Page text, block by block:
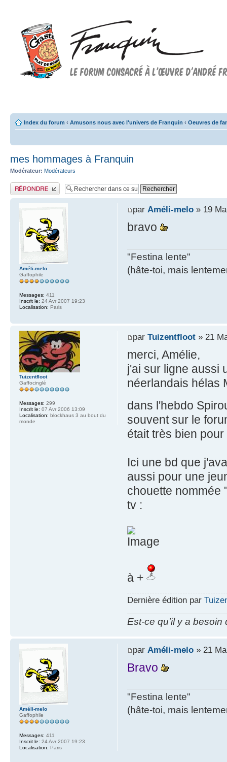
Index du forum ‹ Amusons nous avec l'univers de Franquin ‹ Oeuvres de
mes hommages à Franquin
Modérateur: Modérateurs
Publier une réponse
par Améli-melo» 19
bravo
"Festina lente"
(hâte-toi, mais
Améli-melo
Gaffophile
Messages: 411
Inscrit le: 24 Avr 2007 19:23
Localisation: Paris
par Tuizentfloot» 21
merci, Amélie,
j'ai sur ligne aussi
néerlandais hélas
dans l'hebdo
souvent sur le
était très bien
Ici une bd que
aussi pour une
chouette nommée
tv :
à +
Dernière édition par
Est-ce qu'il y a besoin
Tuizentfloot
Gaffocinglé
Messages: 299
Inscrit le: 07 Avr 2006 13:09
Localisation: blockhaus 3 au bout du
monde
par Améli-melo» 21
Bravo
"Festina lente"
(hâte-toi, mais
Améli-melo
Gaffophile
Messages: 411
Inscrit le: 24 Avr 2007 19:23
Localisation: Paris